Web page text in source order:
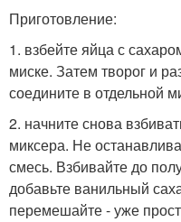
Приготовление:
1. взбейте яйца с
миске. Затем творог и
соедините в отдельной
2. начните снова
миксера. Не
смесь. Взбивайте до
добавьте ванильный
перемешайте - уже